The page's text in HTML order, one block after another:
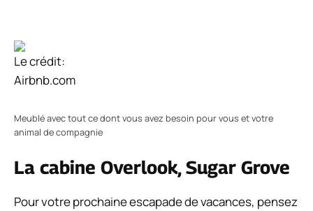
Le crédit:
Airbnb.com
Meublé avec tout ce dont vous avez besoin pour vous et votre
animal de compagnie
La cabine Overlook, Sugar Grove
Pour votre prochaine escapade de vacances, pensez